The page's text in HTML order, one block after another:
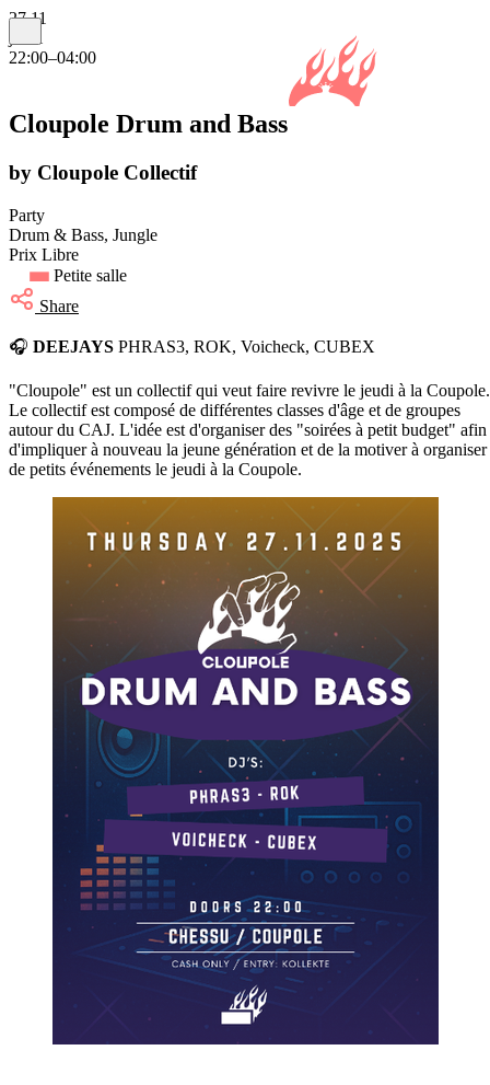
27.11
jeudi
22:00–04:00
Cloupole Drum and Bass
by Cloupole Collectif
Party
Drum & Bass, Jungle
Prix Libre
Petite salle
Share
🎧 DEEJAYS PHRAS3, ROK, Voicheck, CUBEX
"Cloupole" est un collectif qui veut faire revivre le jeudi à la Coupole.
Le collectif est composé de différentes classes d'âge et de groupes
autour du CAJ. L'idée est d'organiser des "soirées à petit budget" afin
d'impliquer à nouveau la jeune génération et de la motiver à organiser
de petits événements le jeudi à la Coupole.